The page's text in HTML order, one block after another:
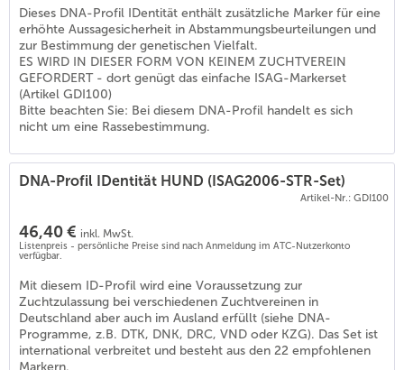
Dieses DNA-Profil IDentität enthält zusätzliche Marker für eine
erhöhte Aussagesicherheit in Abstammungsbeurteilungen und
zur Bestimmung der genetischen Vielfalt.
ES WIRD IN DIESER FORM VON KEINEM ZUCHTVEREIN
GEFORDERT - dort genügt das einfache ISAG-Markerset
(Artikel GDI100)
Bitte beachten Sie: Bei diesem DNA-Profil handelt es sich
nicht um eine Rassebestimmung.
DNA-Profil IDentität HUND (ISAG2006-STR-Set)
Artikel-Nr.: GDI100
46,40 € inkl. MwSt.
Listenpreis - persönliche Preise sind nach Anmeldung im ATC-Nutzerkonto
verfügbar.
Mit diesem ID-Profil wird eine Voraussetzung zur
Zuchtzulassung bei verschiedenen Zuchtvereinen in
Deutschland aber auch im Ausland erfüllt (siehe DNA-
Programme, z.B. DTK, DNK, DRC, VND oder KZG). Das Set ist
international verbreitet und besteht aus den 22 empfohlenen
Markern.